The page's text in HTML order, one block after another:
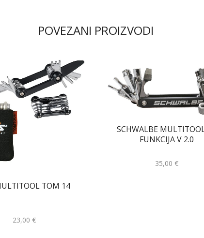
POVEZANI PROIZVODI
TOM 14
23,00€
SCHWALBE
FUNKCIJA V 2.0
35,00 €